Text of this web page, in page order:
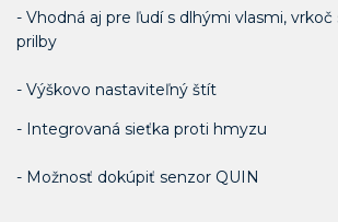
- Vhodná aj pre ľudí s dlhými vlasmi,
prilby
- Výškovo nastaviteľný štít
- Integrovaná sieťka proti hmyzu
- Možnosť dokúpiť senzor QUIN